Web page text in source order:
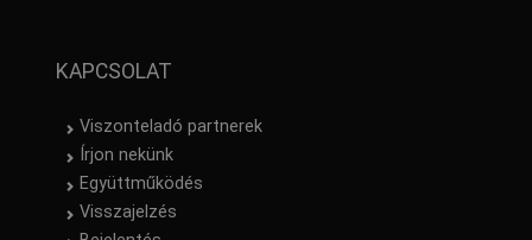
KAPCSOLAT
Viszonteladó partnerek
Írjon nekünk
Együttműködés
Visszajelzés